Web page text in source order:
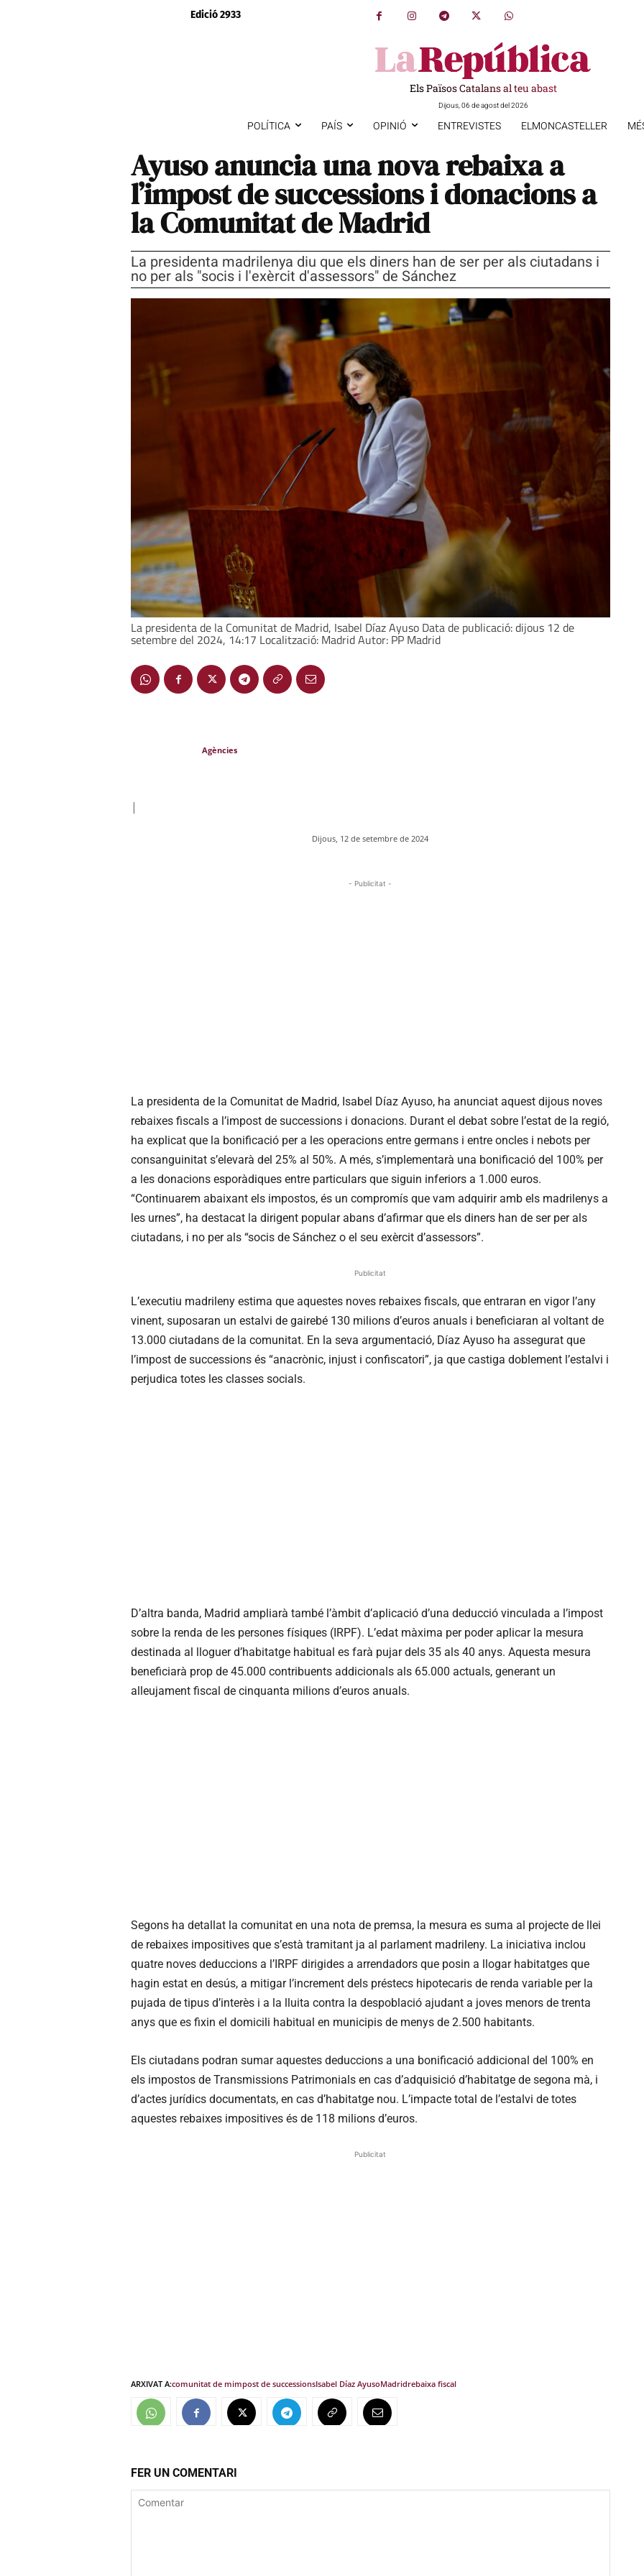
Edició 2933
Els Països Catalans al teu abast
Dijous, 06 de agost del 2026
POLÍTICA PAÍS OPINIÓ ENTREVISTES ELMONCASTELLER
Ayuso anuncia una nova rebaixa a
l’impost de successions i donacions a
la Comunitat de Madrid
La presidenta madrilenya diu que els diners han de ser per als ciutadans i
no per als "socis i l'exèrcit d'assessors" de Sánchez
La presidenta de la Comunitat de Madrid, Isabel Díaz Ayuso Data de publicació: dijous 12 de
setembre del 2024, 14:17 Localització: Madrid Autor: PP Madrid
Agències
|
Dijous, 12 de setembre de 2024
- Publicitat -
La presidenta de la Comunitat de Madrid, Isabel Díaz Ayuso, ha anunciat aquest dijous noves
rebaixes fiscals a l’impost de successions i donacions. Durant el debat sobre l’estat de la regió,
ha explicat que la bonificació per a les operacions entre germans i entre oncles i nebots per
consanguinitat s’elevarà del 25% al 50%. A més, s’implementarà una bonificació del 100% per
a les donacions esporàdiques entre particulars que siguin inferiors a 1.000 euros.
“Continuarem abaixant els impostos, és un compromís que vam adquirir amb els madrilenys a
les urnes”, ha destacat la dirigent popular abans d’afirmar que els diners han de ser per als
ciutadans, i no per als “socis de Sánchez o el seu exèrcit d’assessors”.
Publicitat
L’executiu madrileny estima que aquestes noves rebaixes fiscals, que entraran en vigor l’any
vinent, suposaran un estalvi de gairebé 130 milions d’euros anuals i beneficiaran al voltant de
13.000 ciutadans de la comunitat. En la seva argumentació, Díaz Ayuso ha assegurat que
l’impost de successions és “anacrònic, injust i confiscatori”, ja que castiga doblement l’estalvi i
perjudica totes les classes socials.
D’altra banda, Madrid ampliarà també l’àmbit d’aplicació d’una deducció vinculada a l’impost
sobre la renda de les persones físiques (IRPF). L’edat màxima per poder aplicar la mesura
destinada al lloguer d’habitatge habitual es farà pujar dels 35 als 40 anys. Aquesta mesura
beneficiarà prop de 45.000 contribuents addicionals als 65.000 actuals, generant un
alleujament fiscal de cinquanta milions d’euros anuals.
Segons ha detallat la comunitat en una nota de premsa, la mesura es suma al projecte de llei
de rebaixes impositives que s’està tramitant ja al parlament madrileny. La iniciativa inclou
quatre noves deduccions a l’IRPF dirigides a arrendadors que posin a llogar habitatges que
hagin estat en desús, a mitigar l’increment dels préstecs hipotecaris de renda variable per la
pujada de tipus d’interès i a la lluita contra la despoblació ajudant a joves menors de trenta
anys que es fixin el domicili habitual en municipis de menys de 2.500 habitants.
Els ciutadans podran sumar aquestes deduccions a una bonificació addicional del 100% en
els impostos de Transmissions Patrimonials en cas d’adquisició d’habitatge de segona mà, i
d’actes jurídics documentats, en cas d’habitatge nou. L’impacte total de l’estalvi de totes
aquestes rebaixes impositives és de 118 milions d’euros.
Publicitat
ARXIVAT A:comunitat de mimpost de successionsIsabel Díaz AyusoMadridrebaixa fiscal
FER UN COMENTARI